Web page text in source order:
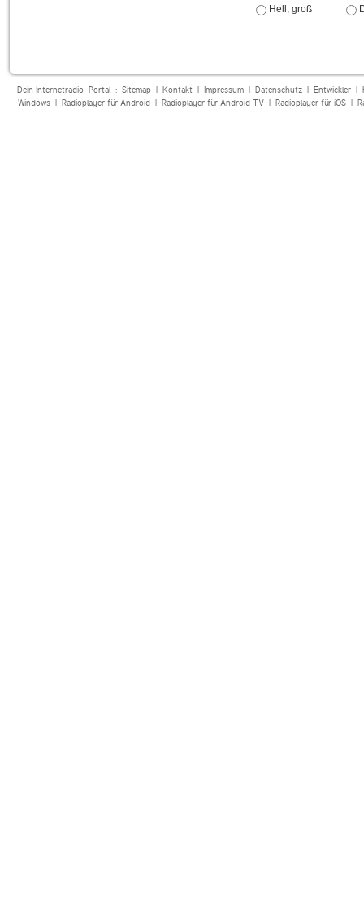
Hell, groß
Dein Internetradio-Portal : Sitemap| Kontakt| Impressum| Datenschutz| Entwickler|
Windows| Radioplayer für Android| Radioplayer für Android TV| Radioplayer für iOS|